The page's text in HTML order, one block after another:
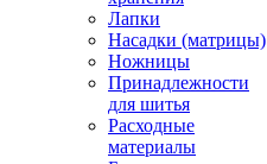
Лапки
Насадки (матрицы)
Ножницы
Принадлежности
для шитья
Расходные
материалы